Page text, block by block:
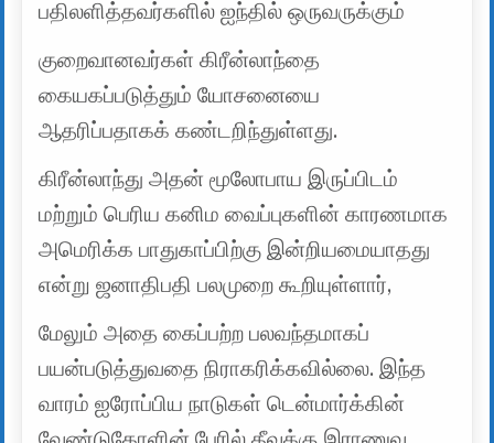
பதிலளித்தவர்களில் ஐந்தில் ஒருவருக்கும்
குறைவானவர்கள் கிரீன்லாந்தை
கையகப்படுத்தும் யோசனையை
ஆதரிப்பதாகக் கண்டறிந்துள்ளது.
கிரீன்லாந்து அதன் மூலோபாய இருப்பிடம்
மற்றும் பெரிய கனிம வைப்புகளின் காரணமாக
அமெரிக்க பாதுகாப்பிற்கு இன்றியமையாதது
என்று ஜனாதிபதி பலமுறை கூறியுள்ளார்,
மேலும் அதை கைப்பற்ற பலவந்தமாகப்
பயன்படுத்துவதை நிராகரிக்கவில்லை. இந்த
வாரம் ஐரோப்பிய நாடுகள் டென்மார்க்கின்